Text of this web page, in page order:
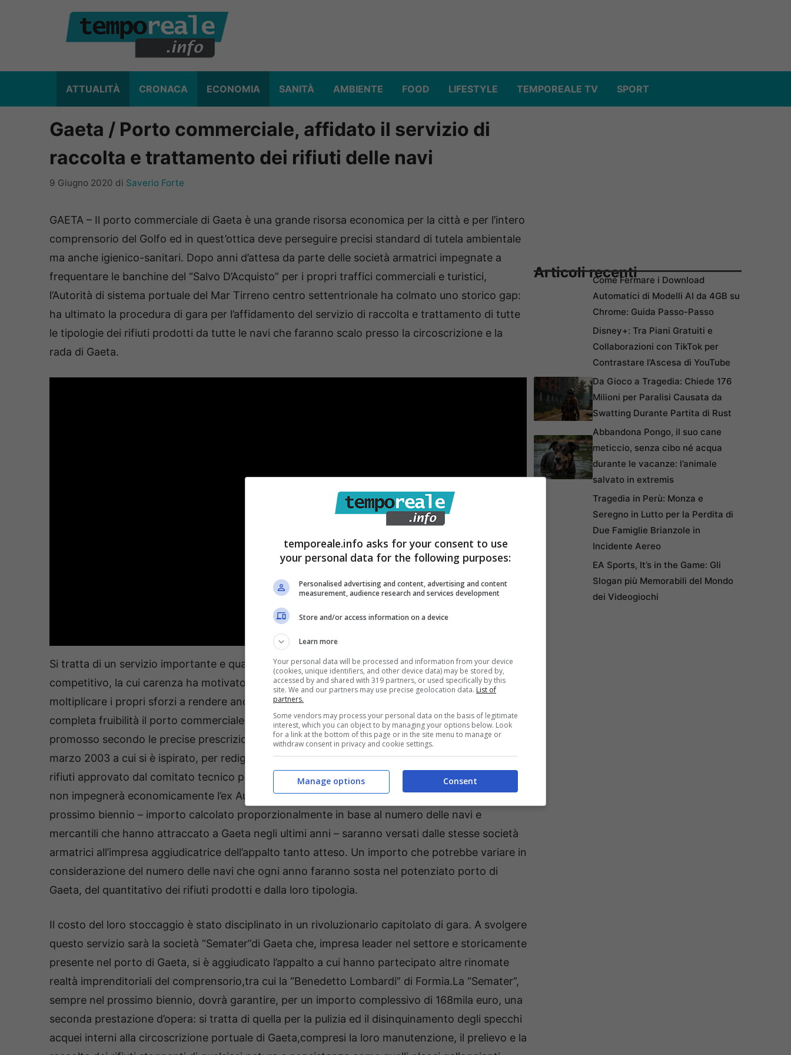
ATTUALITÀ CRONACA ECONOMIA SANITÀ AMBIENTE FOOD LIFESTYLE TEMPOREALE TV SPORT
Gaeta / Porto commerciale, affidato il servizio di
raccolta e trattamento dei rifiuti delle navi
9 Giugno 2020 di Saverio Forte
GAETA – Il porto commerciale di Gaeta è una grande risorsa economica per la città e per l’intero
comprensorio del Golfo ed in quest’ottica deve perseguire precisi standard di tutela ambientale
ma anche igienico-sanitari. Dopo anni d’attesa da parte delle società armatrici impegnate a
frequentare le banchine del “Salvo D’Acquisto” per i propri traffici commerciali e turistici,
l’Autorità di sistema portuale del Mar Tirreno centro settentrionale ha colmato uno storico gap:
ha ultimato la procedura di gara per l’affidamento del servizio di raccolta e trattamento di tutte
le tipologie dei rifiuti prodotti da tutte le navi che faranno scalo presso la circoscrizione e la
rada di Gaeta.
Si tratta di un servizio importante e qualitativamente fondamentale per un porto moderno e
competitivo, la cui carenza ha motivato lo staff del presidente Francesco Maria Di Majo a
moltiplicare i propri sforzi a rendere ancor più appetibile sul piano gestionale e della sua più
completa fruibilità il porto commerciale di Gaeta. L’appalto, che durerà due anni, è stato
promosso secondo le precise prescrizioni di un Decreto del Ministero dell’ambiente del 27
marzo 2003 a cui si è ispirato, per redige il relativo capitolato di gara, il piano di raccolta dei
rifiuti approvato dal comitato tecnico portuale nella seduta del 19 luglio 2018. Questo servizio
non impegnerà economicamente l’ex Autorità Portuale del Lazio. I 762mila euro previsti nel
prossimo biennio – importo calcolato proporzionalmente in base al numero delle navi e
mercantili che hanno attraccato a Gaeta negli ultimi anni – saranno versati dalle stesse società
armatrici all’impresa aggiudicatrice dell’appalto tanto atteso. Un importo che potrebbe variare in
considerazione del numero delle navi che ogni anno faranno sosta nel potenziato porto di
Gaeta, del quantitativo dei rifiuti prodotti e dalla loro tipologia.
Il costo del loro stoccaggio è stato disciplinato in un rivoluzionario capitolato di gara. A svolgere
questo servizio sarà la società “Semater”di Gaeta che, impresa leader nel settore e storicamente
presente nel porto di Gaeta, si è aggiudicato l’appalto a cui hanno partecipato altre rinomate
realtà imprenditoriali del comprensorio,tra cui la “Benedetto Lombardi” di Formia.La “Semater”,
sempre nel prossimo biennio, dovrà garantire, per un importo complessivo di 168mila euro, una
seconda prestazione d’opera: si tratta di quella per la pulizia ed il disinquinamento degli specchi
acquei interni alla circoscrizione portuale di Gaeta,compresi la loro manutenzione, il prelievo e la
Articoli recentiCome Fermare i Download
Automatici di Modelli AI da 4GB su
Chrome: Guida Passo-Passo
Disney+: Tra Piani Gratuiti e
Collaborazioni con TikTok per
Contrastare l’Ascesa di YouTube
Da Gioco a Tragedia: Chiede 176
Milioni per Paralisi Causata da
Swatting Durante Partita di Rust
Abbandona Pongo, il suo cane
meticcio, senza cibo né acqua
durante le vacanze: l’animale
salvato in extremis
Tragedia in Perù: Monza e
Seregno in Lutto per la Perdita di
Due Famiglie Brianzole in
Incidente Aereo
EA Sports, It’s in the Game: Gli
Slogan più Memorabili del Mondo
dei Videogiochi
temporeale.info asks for your consent to use
your personal data for the following purposes:
Personalised advertising and content, advertising and content
measurement, audience research and services development
Store and/or access information on a device
Learn more
Your personal data will be processed and information from your device
(cookies, unique identifiers, and other device data) may be stored by,
accessed by and shared with 319 partners, or used specifically by this
site. We and our partners may use precise geolocation data. List of
partners.
Some vendors may process your personal data on the basis of legitimate
interest, which you can object to by managing your options below. Look
for a link at the bottom of this page or in the site menu to manage or
withdraw consent in privacy and cookie settings.
Consent
Manage options